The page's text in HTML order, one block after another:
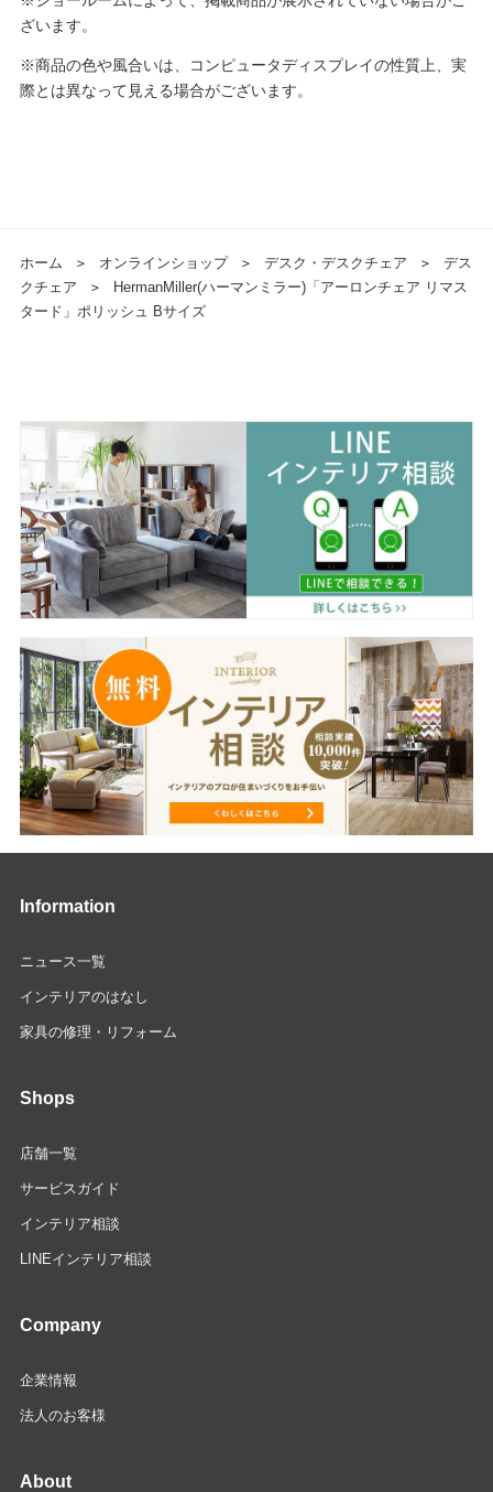
ざいます。
※商品の色や風合いは、コンピュータディスプレイの性質上、実
際とは異なって見える場合がございます。
ホーム ＞ オンラインショップ ＞ デスク・デスクチェア ＞
デス
クチェア
＞
HermanMiller(ハーマンミラー)「アーロンチェア リマス
タード」ポリッシュ Bサイズ
Information
ニュース一覧
インテリアのはなし
家具の修理・リフォーム
Shops
店舗一覧
サービスガイド
インテリア相談
LINEインテリア相談
Company
企業情報
法人のお客様
About